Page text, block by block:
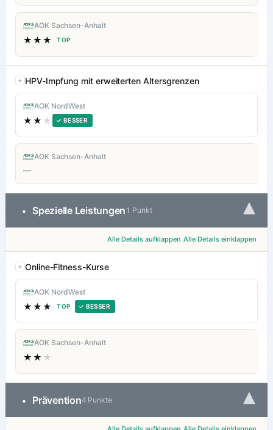
AOK Sachsen-Anhalt
★★★ TOP
HPV-Impfung mit erweiterten Altersgrenzen
AOK NordWest
★★ ★ ✓ BESSER
AOK Sachsen-Anhalt
—
• Spezielle Leistungen 1 Punkt ▾
Alle Details aufklappen Alle Details einklappen
Online-Fitness-Kurse
AOK NordWest
★★★ TOP ✓ BESSER
AOK Sachsen-Anhalt
★★ ★
• Prävention4 Punkte ▾